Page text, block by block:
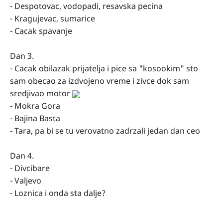
- Despotovac, vodopadi, resavska pecina
- Kragujevac, sumarice
- Cacak spavanje
Dan 3.
- Cacak obilazak prijatelja i pice sa "kosookim" sto
sam obecao za izdvojeno vreme i zivce dok sam
sredjivao motor
- Mokra Gora
- Bajina Basta
- Tara, pa bi se tu verovatno zadrzali jedan dan ceo
Dan 4.
- Divcibare
- Valjevo
- Loznica i onda sta dalje?